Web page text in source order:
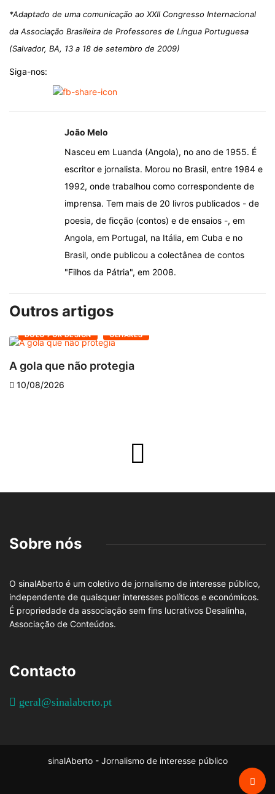
*Adaptado de uma comunicação ao XXII Congresso Internacional
da Associação Brasileira de Professores de Língua Portuguesa
(Salvador, BA, 13 a 18 de setembro de 2009)
Siga-nos:
João Melo
Nasceu em Luanda (Angola), no ano de 1955. É
escritor e jornalista. Morou no Brasil, entre 1984 e
1992, onde trabalhou como correspondente de
imprensa. Tem mais de 20 livros publicados - de
poesia, de ficção (contos) e de ensaios -, em
Angola, em Portugal, na Itália, em Cuba e no
Brasil, onde publicou a colectânea de contos
"Filhos da Pátria", em 2008.
Outros artigos
DOLO POR DESIGN OLHARES
A gola que não protegia
10/08/2026
Sobre nós
O sinalAberto é um coletivo de jornalismo de interesse público,
independente de quaisquer interesses políticos e económicos.
É propriedade da associação sem fins lucrativos Desalinha,
Associação de Conteúdos.
Contacto
geral@sinalaberto.pt
sinalAberto - Jornalismo de interesse público